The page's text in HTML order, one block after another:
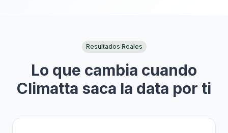
Resultados Reales
Lo que cambia cuando
Climatta saca la data por ti